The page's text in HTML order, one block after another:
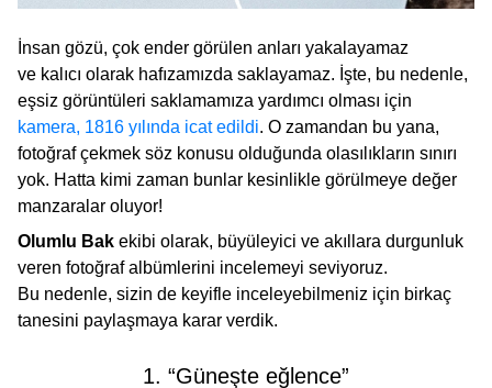
İnsan gözü, çok ender görülen anları yakalayamaz
ve kalıcı olarak hafızamızda saklayamaz. İşte, bu nedenle,
eşsiz görüntüleri saklamamıza yardımcı olması için
kamera, 1816 yılında icat edildi. O zamandan bu yana,
fotoğraf çekmek söz konusu olduğunda olasılıkların sınırı
yok. Hatta kimi zaman bunlar kesinlikle görülmeye değer
manzaralar oluyor!
Olumlu Bak ekibi olarak, büyüleyici ve akıllara durgunluk
veren fotoğraf albümlerini incelemeyi seviyoruz.
Bu nedenle, sizin de keyifle inceleyebilmeniz için birkaç
tanesini paylaşmaya karar verdik.
1. “Güneşte eğlence”